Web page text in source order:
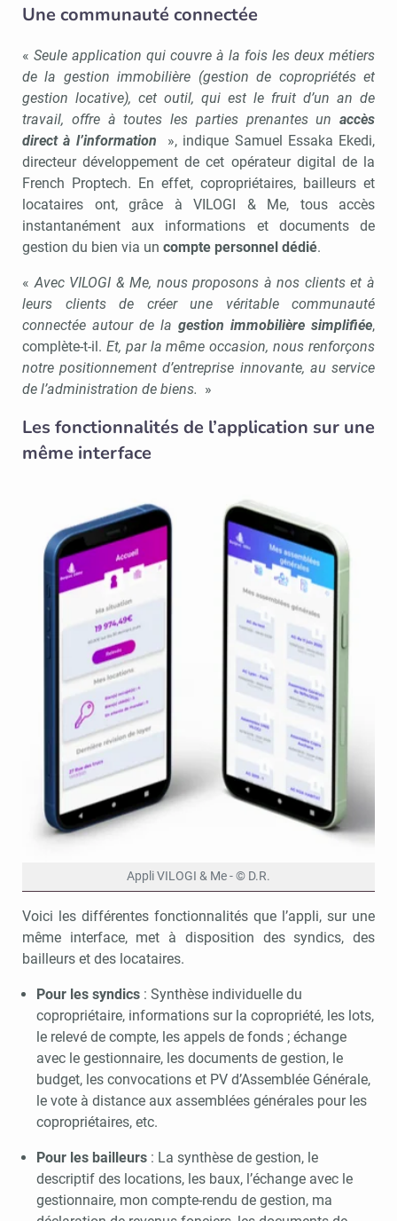
Une communauté connectée
« Seule application qui couvre à la fois les deux métiers
de la gestion immobilière (gestion de copropriétés et
gestion locative), cet outil, qui est le fruit d’un an de
travail, offre à toutes les parties prenantes un accès
direct à l’information
», indique Samuel Essaka Ekedi,
directeur développement de cet opérateur digital de la
French Proptech. En effet, copropriétaires, bailleurs et
locataires ont, grâce à VILOGI & Me, tous accès
instantanément aux informations et documents de
gestion du bien via un compte personnel dédié.
«Avec VILOGI & Me, nous proposons à nos clients et à
leurs clients de créer une véritable communauté
connectée autour de la gestion immobilière simplifiée,
complète-t-il. Et, par la même occasion, nous renforçons
notre positionnement d’entreprise innovante, au service
de l’administration de biens. »
Les fonctionnalités de l’application sur une
même interface
Appli VILOGI & Me - © D.R.
Voici les différentes fonctionnalités que l’appli, sur une
même interface, met à disposition des syndics, des
bailleurs et des locataires.
Pour les syndics: Synthèse individuelle du
copropriétaire, informations sur la copropriété, les lots,
le relevé de compte, les appels de fonds ; échange
avec le gestionnaire, les documents de gestion, le
budget, les convocations et PV d’Assemblée Générale,
le vote à distance aux assemblées générales pour les
copropriétaires, etc.
Pour les bailleurs: La synthèse de gestion, le
descriptif des locations, les baux, l’échange avec le
gestionnaire, mon compte-rendu de gestion, ma